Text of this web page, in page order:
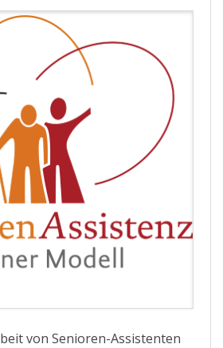
von Senioren-Assistenten